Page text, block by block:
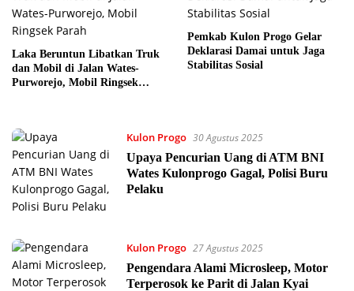
Laka Beruntun Libatkan Truk
dan Mobil di Jalan Wates-
Purworejo, Mobil Ringsek
Pemkab Kulon Progo Gelar
Deklarasi Damai untuk Jaga
Stabilitas Sosial
Kulon Progo 30 Agustus 2025
Upaya Pencurian Uang di ATM BNI
Wates Kulonprogo Gagal, Polisi Buru
Pelaku
Kulon Progo 27 Agustus 2025
Pengendara Alami Microsleep, Motor
Terperosok ke Parit di Jalan Kyai